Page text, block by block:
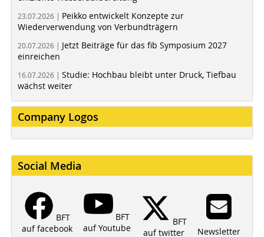
23.07.2026 | Peikko entwickelt Konzepte zur
Wiederverwendung von Verbundträgern
20.07.2026 | Jetzt Beiträge für das fib Symposium 2027
einreichen
16.07.2026 | Studie: Hochbau bleibt unter Druck, Tiefbau
wächst weiter
Company Logos
Social Media
BFT
auf facebook
BFT
auf Youtube
BFT
auf twitter
Newsletter